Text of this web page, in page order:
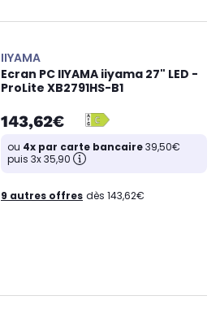
IIYAMA
Ecran PC IIYAMA iiyama 27" LED -
ProLite XB2791HS-B1
143,62€
ou 4x par carte bancaire39,50€
puis 3x 35,90
9 autres offres dès 143,62€